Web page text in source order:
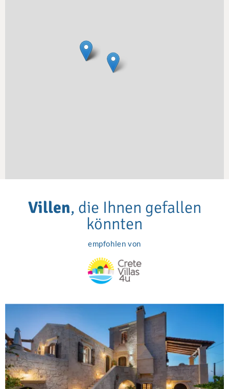
Villen, die Ihnen gefallen
könnten
empfohlen von